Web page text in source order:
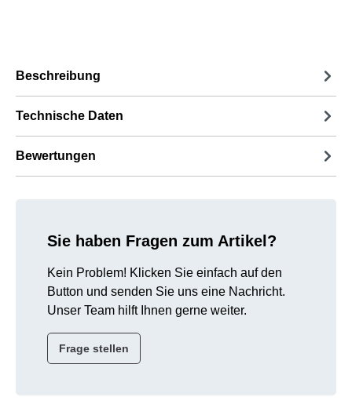
Beschreibung
Technische Daten
Bewertungen
Sie haben Fragen zum Artikel?
Kein Problem! Klicken Sie einfach auf den
Button und senden Sie uns eine Nachricht.
Unser Team hilft Ihnen gerne weiter.
Frage stellen